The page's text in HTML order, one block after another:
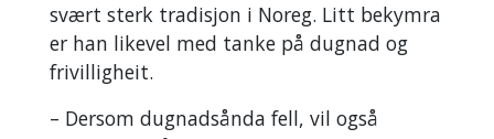
svært sterk tradisjon i Noreg. Litt bekymra
er han likevel med tanke på dugnad og
frivilligheit.
– Dersom dugnadsånda fell, vil også